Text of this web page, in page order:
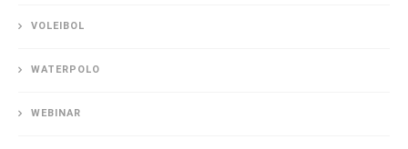
VOLEIBOL
WATERPOLO
WEBINAR